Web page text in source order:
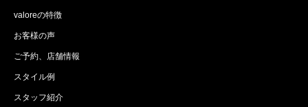
valoreの特徴
お客様の声
ご予約、店舗情報
スタイル例
スタッフ紹介